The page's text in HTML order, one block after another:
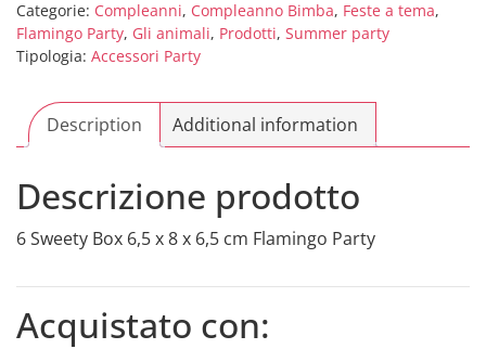
8
x
6,5
Flamingo
Categorie: Compleanni, Compleanno Bimba, Feste a tema,
Flamingo Party, Gli animali, Prodotti, Summer party
Tipologia: Accessori Party
Description Additional information
Descrizione prodotto
6 Sweety Box 6,5 x 8 x 6,5 cm Flamingo Party
Acquistato con: